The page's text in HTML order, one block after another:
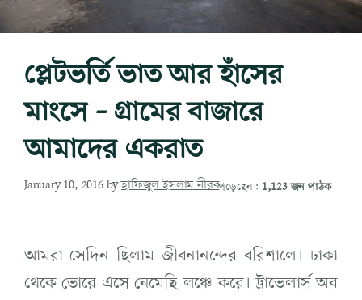
প্লেটভর্তি ভাত আর হাঁসের
মাংসে – গ্রামের বাজারে
আমাদের একরাত
January 10, 2016 byহাফিজুল ইসলাম নীরবপড়েছেন: 1,123 জন পাঠক
আমরা সেদিন ছিলাম জীবনানন্দের বরিশালে। ঢাকা
থেকে ভোরে এসে নেমেছি লঞ্চে করে। ট্রাভেলার্স অব